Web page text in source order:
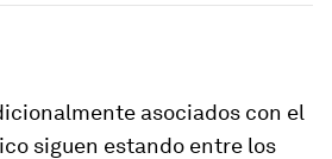
asociados con el
siguen estando entre los